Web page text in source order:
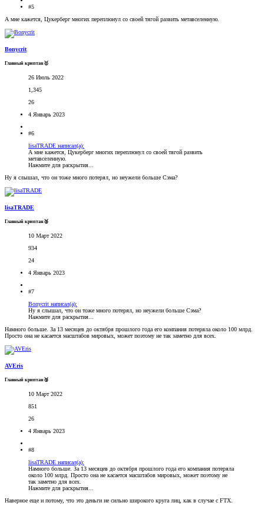
#5
А мне кажется, Цукерберг многих переплюнул со своей тягой развить метавселенную.
Bonycrit
Главный криптан🥇
26 Июль 2022
1,345
26
4 Январь 2023
#6
lisaTRADE написал(а):
А мне кажется, Цукерберг многих переплюнул со своей тягой развить
метавселенную.
Нажмите для раскрытия...
Ну я слышал, что он тоже много потерял, но неужели больше Сэма?
lisaTRADE
Главный криптан🥈
10 Март 2022
934
24
4 Январь 2023
#7
Bonycrit написал(а):
Ну я слышал, что он тоже много потерял, но неужели больше Сэма?
Нажмите для раскрытия...
Намного больше. За 13 месяцев до октября прошлого года его компания потеряла около 100 млрд.
Просто она не касается масштабов мировых, может поэтому не так заметно для всех.
AVEris
Главный криптан🥉
10 Март 2022
851
26
4 Январь 2023
#8
lisaTRADE написал(а):
Намного больше. За 13 месяцев до октября прошлого года его компания потеряла
около 100 млрд. Просто она не касается масштабов мировых, может поэтому не
так заметно для всех.
Нажмите для раскрытия...
Наверное еще и потому, что это деньги не сильно широкого круга лиц, как в случае с FTX.